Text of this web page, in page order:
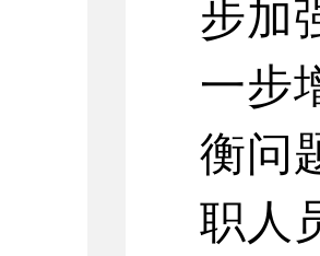
步加
一步
衡问
职人